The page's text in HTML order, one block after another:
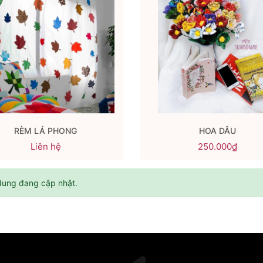
RÈM LÁ PHONG
Liên hệ
HOA DÂU
250.000₫
đang cập nhật.